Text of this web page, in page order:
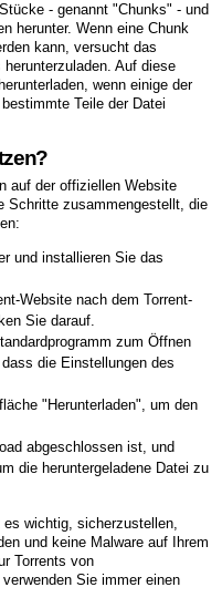
- genannt "Chunks" - und
herunter. Wenn eine Chunk
kann, versucht das
Auf diese
wenn einige der
Teile der Datei
auf der offiziellen Website
Schritte zusammengestellt, die
und installieren Sie das
Website nach dem Torrent-
Sie darauf.
zum Öffnen
die Einstellungen des
"Herunterladen", um den
abgeschlossen ist, und
die heruntergeladene Datei zu
wichtig, sicherzustellen,
und keine Malware auf Ihrem
Torrents von
Sie immer einen